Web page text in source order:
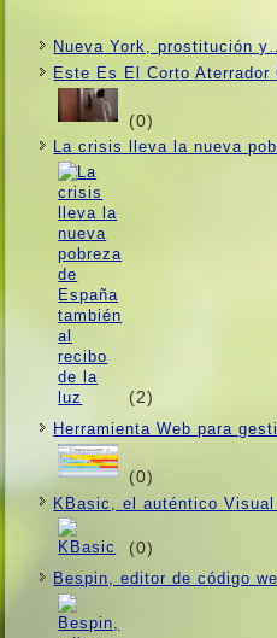
Nueva York, prostitución
Este Es El Corto Aterrador
(0)
La crisis lleva la nueva
(2)
Herramienta Web para
(0)
KBasic, el auténtico
(0)
Bespin, editor de código